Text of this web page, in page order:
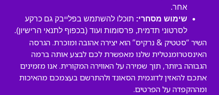
אחר.
שימוש מסחרי: תוכלו להשתמש בפלייבק גם כרקע
לסרטוני תדמית, פרסומות ועוד (בכפוף לתנאי הרישיון).
השיר “סטטיק & נרקיס” הוא יצירה אהובה ומוכרת. הגרסה
האינסטרומנטלית שלנו מאפשרת לכם לבצע אותה ברמה
הגבוהה ביותר, תוך שמירה על האווירה המקורית. אנו מזמינים
אתכם להאזין לדוגמית הסאונד ולהתרשם בעצמכם מהאיכות
ומההקפדה על הפרטים.